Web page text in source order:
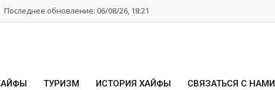
Последнее обновление: 06/08/26, 18:21
ТУРИЗМ ИСТОРИЯ ХАЙФЫ СВЯЗАТЬСЯ С НАМИ